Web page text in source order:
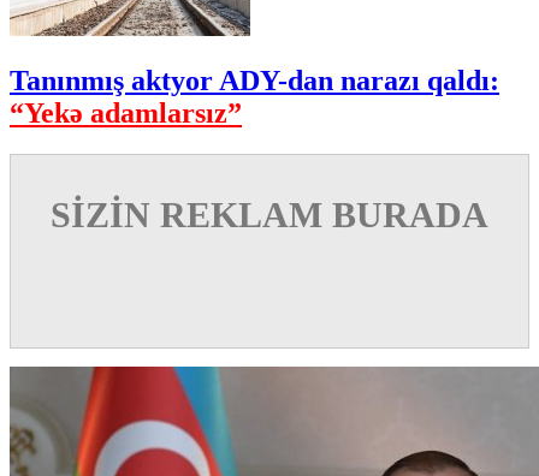
Tanınmış aktyor ADY-dan narazı qaldı:
“Yekə adamlarsız”
SİZİN REKLAM BURADA